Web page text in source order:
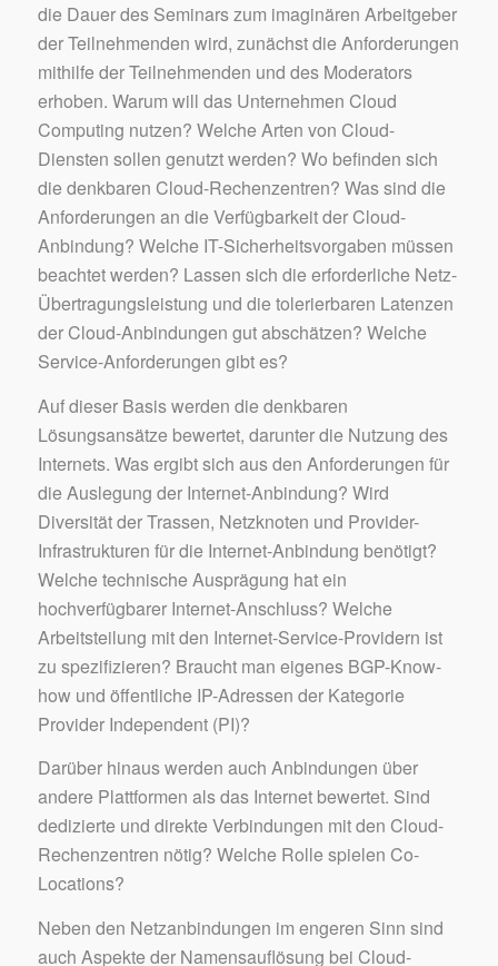
die Dauer des Seminars zum imaginären Arbeitgeber
der Teilnehmenden wird, zunächst die Anforderungen
mithilfe der Teilnehmenden und des Moderators
erhoben. Warum will das Unternehmen Cloud
Computing nutzen? Welche Arten von Cloud-
Diensten sollen genutzt werden? Wo befinden sich
die denkbaren Cloud-Rechenzentren? Was sind die
Anforderungen an die Verfügbarkeit der Cloud-
Anbindung? Welche IT-Sicherheitsvorgaben müssen
beachtet werden? Lassen sich die erforderliche Netz-
Übertragungsleistung und die tolerierbaren Latenzen
der Cloud-Anbindungen gut abschätzen? Welche
Service-Anforderungen gibt es?
Auf dieser Basis werden die denkbaren
Lösungsansätze bewertet, darunter die Nutzung des
Internets. Was ergibt sich aus den Anforderungen für
die Auslegung der Internet-Anbindung? Wird
Diversität der Trassen, Netzknoten und Provider-
Infrastrukturen für die Internet-Anbindung benötigt?
Welche technische Ausprägung hat ein
hochverfügbarer Internet-Anschluss? Welche
Arbeitsteilung mit den Internet-Service-Providern ist
zu spezifizieren? Braucht man eigenes BGP-Know-
how und öffentliche IP-Adressen der Kategorie
Provider Independent (PI)?
Darüber hinaus werden auch Anbindungen über
andere Plattformen als das Internet bewertet. Sind
dedizierte und direkte Verbindungen mit den Cloud-
Rechenzentren nötig? Welche Rolle spielen Co-
Locations?
Neben den Netzanbindungen im engeren Sinn sind
auch Aspekte der Namensauflösung bei Cloud-